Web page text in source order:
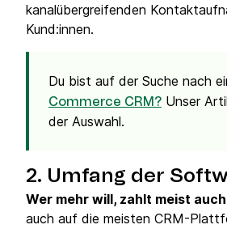
kanalübergreifenden
Kund:innen.
Du bist auf der Suche nach
Commerce CRM? Unser
der Auswahl.
2. Umfang der
Wer mehr will, zahlt meist
auch auf die meisten CRM-